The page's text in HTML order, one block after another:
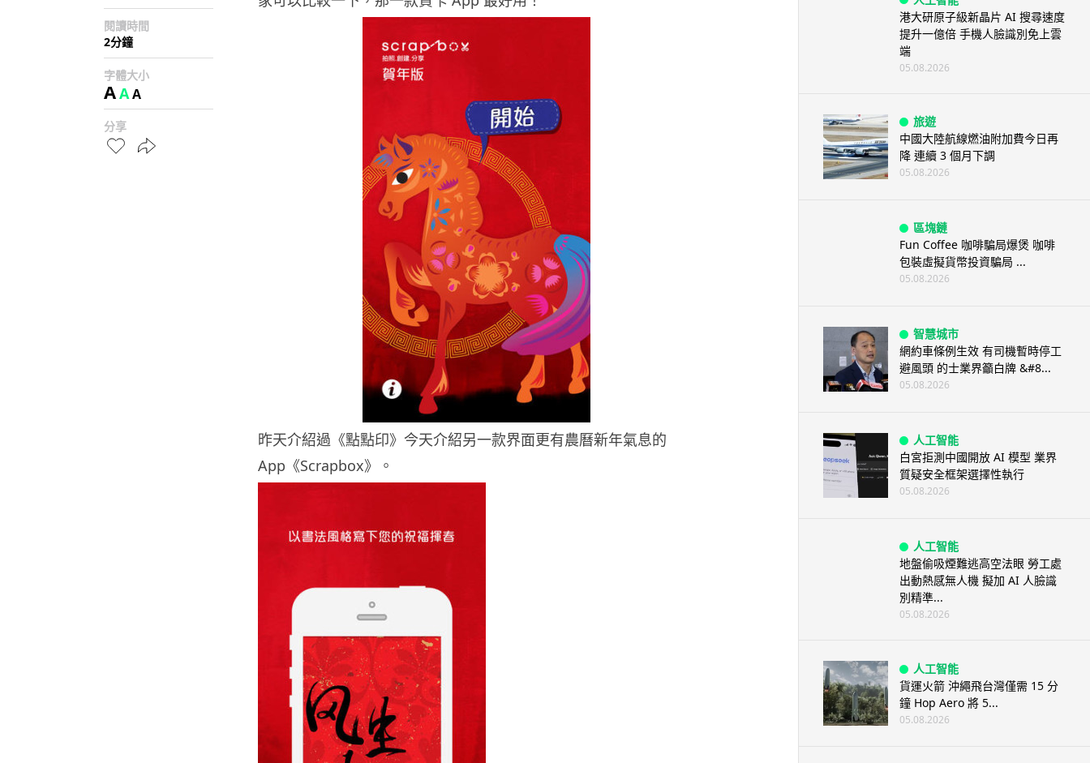
閱讀時間
2分鐘
字體大小
AAA
分享
昨天介紹過《點點印》今天介紹另一款界面更有農曆新年氣息的
App《Scrapbox》。
港大研原子級新晶片 AI 搜尋速度
提升一億倍 手機人臉識別免上雲
端
05.08.2026
旅遊
中國大陸航線燃油附加費今日再
降 連續 3 個月下調
05.08.2026
區塊鏈
Fun Coffee 咖啡騙局爆煲 咖啡
包裝虛擬貨幣投資騙局 ...
05.08.2026
智慧城市
網約車條例生效 有司機暫時停工
避風頭 的士業界籲白牌 &#8...
05.08.2026
人工智能
白宮拒測中國開放 AI 模型 業界
質疑安全框架選擇性執行
05.08.2026
人工智能
地盤偷吸煙難逃高空法眼 勞工處
出動熱感無人機 擬加 AI 人臉識
別精準...
05.08.2026
人工智能
貨運火箭 沖繩飛台灣僅需 15 分
鐘 Hop Aero 將 5...
05.08.2026